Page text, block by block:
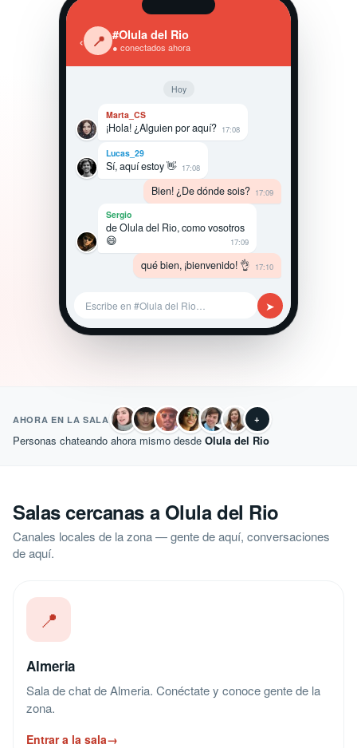
‹ 📍 #Olula del Rio
● conectados ahora
Hoy
Marta_CS
¡Hola! ¿Alguien por aquí? 17:08
Lucas_29
Sí, aquí estoy 👋 17:08
Bien! ¿De dónde sois? 17:09
Sergio
de Olula del Rio, como vosotros
😄
17:09
qué bien, ¡bienvenido! 👌 17:10
Escribe en #Olula del Rio… ➤
AHORA EN LA SALA +
Personas chateando ahora mismo desde Olula del Rio
Salas cercanas a Olula del Rio
Canales locales de la zona — gente de aquí, conversaciones
de aquí.
📍
Almeria
Sala de chat de Almeria. Conéctate y conoce gente de la
zona.
Entrar a la sala→